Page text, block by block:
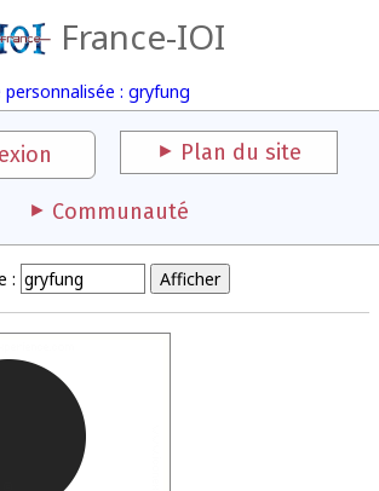
France-IOI
personnalisée : gryfung
Plan du site
Communauté
: